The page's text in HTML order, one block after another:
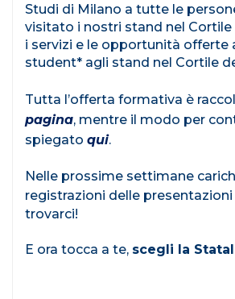
Studi di Milano a tutte le
visitato i nostri stand nel Cortile
i servizi e le opportunità offerte
student* agli stand nel Cortile
Tutta l’offerta formativa è
pagina, mentre il modo per
spiegato qui.
Nelle prossime settimane
registrazioni delle presentazioni
trovarci!
E ora tocca a te, scegli la